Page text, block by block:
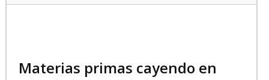
Materias primas cayendo en